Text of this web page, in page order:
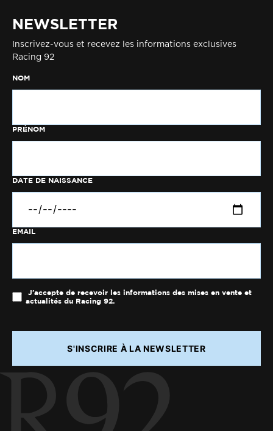
NEWSLETTER
Inscrivez-vous et recevez les informations exclusives
Racing 92
NOM
PRÉNOM
DATE DE NAISSANCE
EMAIL
J'accepte de recevoir les informations des mises en vente et
actualités du Racing 92.
S'INSCRIRE À LA NEWSLETTER